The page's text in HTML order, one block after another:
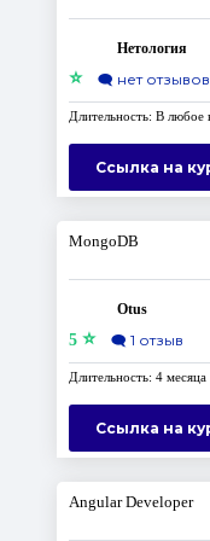
Нетология
⭐ 🗨️ нет отзывов
Длительность: В любое
Ссылка на
MongoDB
Otus
5⭐ 🗨️ 1 отзыв
Длительность: 4 месяца
Ссылка на
Angular Developer